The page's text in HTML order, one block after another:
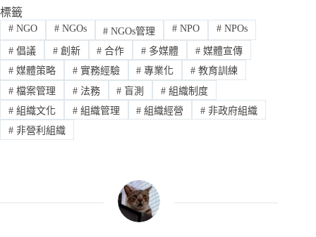
標籤
#NGO #NGOs # NGOs管理 # NPO # NPOs
#倡議 #創新 # 合作 # 多媒體 # 媒體宣傳
#媒體策略 #實務經驗 # 專業化 # 教育訓練
#檔案管理 #法務 # 盲測 # 組織制度
#組織文化 #組織管理 # 組織經營 # 非政府組織
#非營利組織